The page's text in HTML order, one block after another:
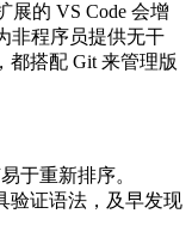
展的 VS Code 会增
非程序员提供无干
都搭配 Git 来管理版
于重新排序。
验证语法，及早发现